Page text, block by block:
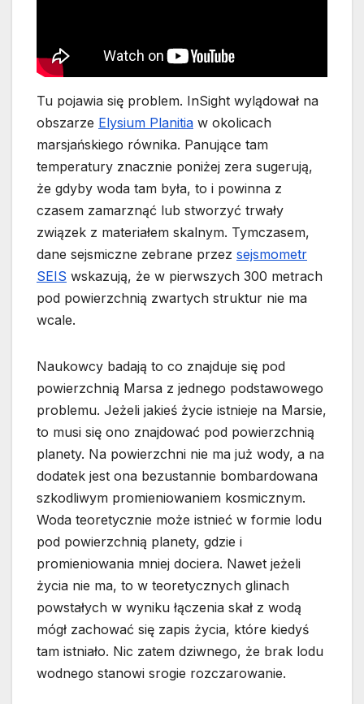
Tu pojawia się problem. InSight wylądował na
obszarze Elysium Planitia w okolicach
marsjańskiego równika. Panujące tam
temperatury znacznie poniżej zera sugerują,
że gdyby woda tam była, to i powinna z
czasem zamarznąć lub stworzyć trwały
związek z materiałem skalnym. Tymczasem,
dane sejsmiczne zebrane przez sejsmometr
SEIS wskazują, że w pierwszych 300 metrach
pod powierzchnią zwartych struktur nie ma
wcale.
Naukowcy badają to co znajduje się pod
powierzchnią Marsa z jednego podstawowego
problemu. Jeżeli jakieś życie istnieje na Marsie,
to musi się ono znajdować pod powierzchnią
planety. Na powierzchni nie ma już wody, a na
dodatek jest ona bezustannie bombardowana
szkodliwym promieniowaniem kosmicznym.
Woda teoretycznie może istnieć w formie lodu
pod powierzchnią planety, gdzie i
promieniowania mniej dociera. Nawet jeżeli
życia nie ma, to w teoretycznych glinach
powstałych w wyniku łączenia skał z wodą
mógł zachować się zapis życia, które kiedyś
tam istniało. Nic zatem dziwnego, że brak lodu
wodnego stanowi srogie rozczarowanie.